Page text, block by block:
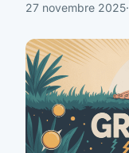
27 novembre 2025·